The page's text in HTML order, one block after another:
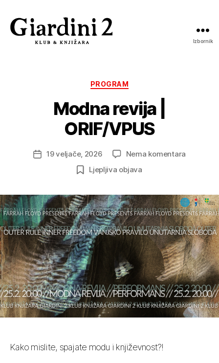
Izbornik
Kategorije
PROGRAM
Modna revija |
ORIF/VPUS
Datum
19 veljače, 2026 Nema komentara
ORIF/
Ljepljiva objava
Kako mislite, spajate modu i književnost?!